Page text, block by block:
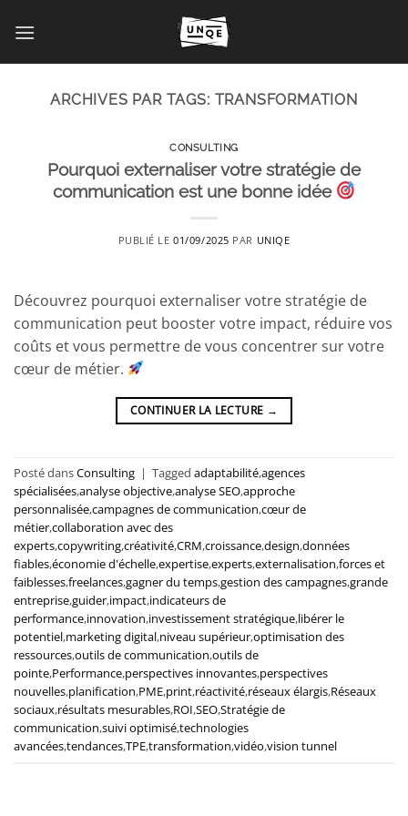
au
ARCHIVES PAR TAGS: TRANSFORMATION
CONSULTING
Pourquoi externaliser votre stratégie de
communication est une bonne idée
PUBLIÉ LE01/09/2025 PAR UNIQE
Découvrez pourquoi externaliser votre stratégie de
communication peut booster votre impact, réduire vos
coûts et vous permettre de vous concentrer sur votre
cœur de métier.
CONTINUER LA LECTURE →
Posté dansConsulting | Tagged adaptabilité,agences
spécialisées,analyse objective,analyse SEO,approche
personnalisée,campagnes de communication,cœur de
métier,collaboration avec des
experts,copywriting,créativité,CRM,croissance,design,données
fiables,économie d'échelle,expertise,experts,externalisation,forces et
faiblesses,freelances,gagner du temps,gestion des campagnes,grande
entreprise,guider,impact,indicateurs de
performance,innovation,investissement stratégique,libérer le
potentiel,marketing digital,niveau supérieur,optimisation des
ressources,outils de communication,outils de
pointe,Performance,perspectives innovantes,perspectives
nouvelles,planification,PME,print,réactivité,réseaux élargis,Réseaux
sociaux,résultats mesurables,ROI,SEO,Stratégie de
communication,suivi optimisé,technologies
avancées,tendances,TPE,transformation,vidéo,vision tunnel